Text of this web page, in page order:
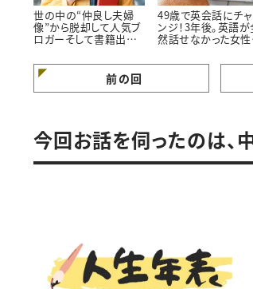
世の中の“仲良し夫婦
像”から脱却して人気ブ
ロガーそして書籍出
方”とは
49歳で英会話にチ
ンジ！3年後。英語が
然話せなかった女
は
前の回
今回お話を伺ったのは、